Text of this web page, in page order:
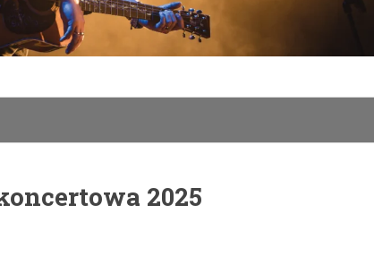
2025